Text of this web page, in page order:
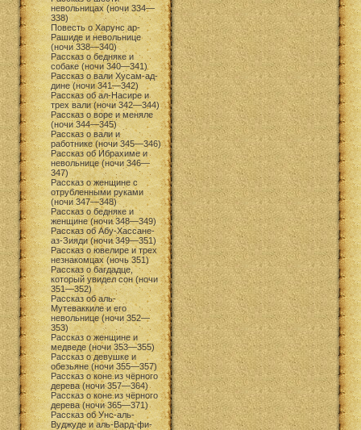
невольницах (ночи 334—
338)
Повесть о Харунс ар-
Рашиде и невольнице
(ночи 338—340)
Рассказ о бедняке и
собаке (ночи 340—341)
Рассказ о вали Хусам-ад-
дине (ночи 341—342)
Рассказ об ал-Насире и
трех вали (ночи 342—344)
Рассказ о воре и меняле
(ночи 344—345)
Рассказ о вали и
работнике (ночи 345—346)
Рассказ об Ибрахиме и
невольнице (ночи 346—
347)
Рассказ о женщине с
отрубленными руками
(ночи 347—348)
Рассказ о бедняке и
женщине (ночи 348—349)
Рассказ об Абу-Хассане-
аз-Зияди (ночи 349—351)
Рассказ о ювелире и трех
незнакомцах (ночь 351)
Рассказ о багдадце,
который увидел сон (ночи
351—352)
Рассказ об аль-
Мутеваккиле и его
невольнице (ночи 352—
353)
Рассказ о женщине и
медведе (ночи 353—355)
Рассказ о девушке и
обезьяне (ночи 355—357)
Рассказ о коне из чёрного
дерева (ночи 357—364)
Рассказ о коне из чёрного
дерева (ночи 365—371)
Рассказ об Унс-аль-
Вуджуде и аль-Вард-фи-